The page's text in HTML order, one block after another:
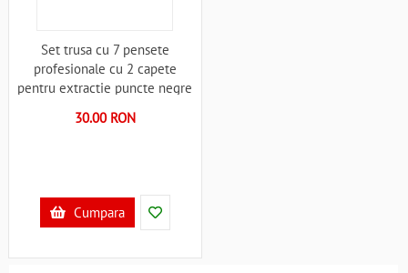
Set trusa cu 7 pensete
profesionale cu 2 capete
pentru extractie puncte negre
30.00 RON
Cumpara